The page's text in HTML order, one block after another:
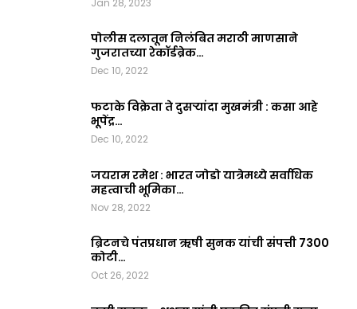
पोलीस दलातून निलंबित मराठी माणसाने
गुजरातच्या रेकॉर्डब्रेक…
Dec 10, 2022
फटाके विक्रेता ते दुसऱ्यांदा मुखमंत्री : कसा आहे
भूपेंद्र…
Dec 10, 2022
जयराम रमेश : भारत जोडो यात्रेमध्ये सर्वाधिक
महत्वाची भूमिका…
Nov 28, 2022
ब्रिटनचे पंतप्रधान ऋषी सुनक यांची संपत्ती 7300
कोटी…
Oct 26, 2022